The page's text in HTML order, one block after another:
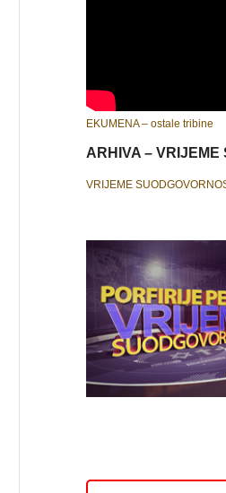
EKUMENA – ostale tribine
ARHIVA – VRIJEME
VRIJEME